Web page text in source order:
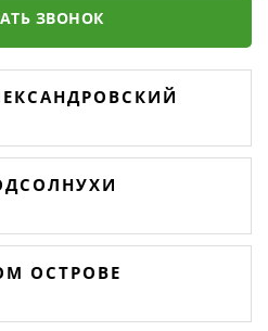
ЗВОНОК
ОСТРОВЕ